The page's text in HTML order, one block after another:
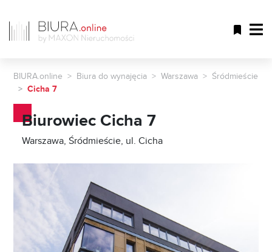
BIURA.online Biura do wynajęcia Warszawa
Śródmieście
Cicha 7
Biurowiec Cicha 7
Warszawa, Śródmieście, ul. Cicha